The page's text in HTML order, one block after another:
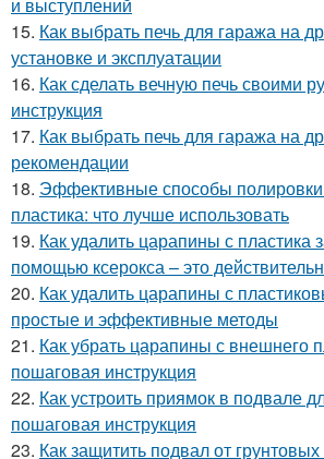
15. Как выбрать печь для гаража на
установке и эксплуатации
16. Как сделать вечную печь своими
инструкция
17. Как выбрать печь для гаража на
рекомендации
18. Эффективные способы
пластика: что лучше использовать
19. Как удалить царапины с пластика
помощью ксерокса – это
20. Как удалить царапины с
простые и эффективные методы
21. Как убрать царапины с внешнего
пошаговая инструкция
22. Как устроить приямок в подвале
пошаговая инструкция
23. Как защитить подвал от